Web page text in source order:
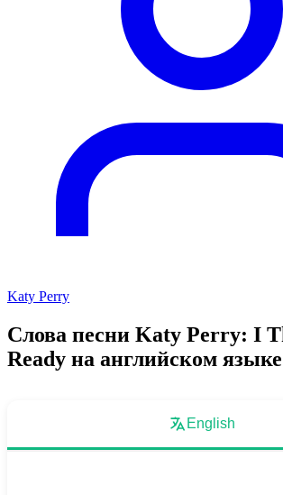
Katy Perry
Слова песни Katy Perry: I
Ready на английском языке
English